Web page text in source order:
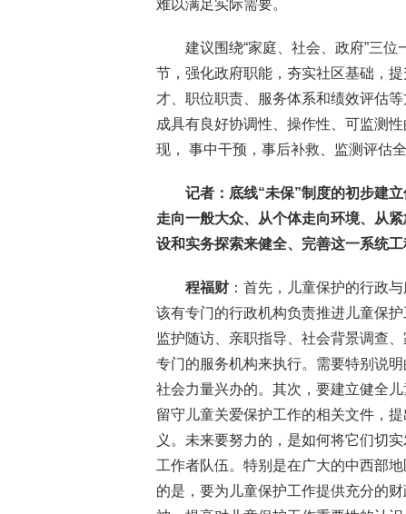
难以满足实际需要。
建议围绕“家庭、社会、政府”三
节，强化政府职能，夯实社区基础，
才、职位职责、服务体系和绩效评估
成具有良好协调性、操作性、可监测
现， 事中干预，事后补救、监测评估
记者：底线“未保”制度的初步建
走向一般大众、从个体走向环境、从
设和实务探索来健全、完善这一系统工
程福财 ：首先，儿童保护的行政
该有专门的行政机构负责推进儿童保
监护随访、亲职指导、社会背景调查
专门的服务机构来执行。需要特别说
社会力量兴办的。其次，要建立健全
留守儿童关爱保护工作的相关文件，
义。未来要努力的，是如何将它们切
工作者队伍。特别是在广大的中西部
的是，要为儿童保护工作提供充分的